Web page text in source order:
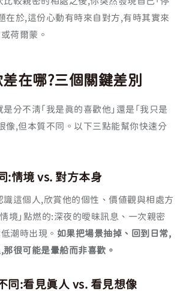
在於,這份心動有時來自對方,有時其實來
荷爾蒙。
在哪?三個關鍵差別
分不清「我是真的喜歡他」還是「我只是
像,但本質不同。以下三點能幫你快速分
:情境 vs. 對方本身
識這個人,欣賞他的個性、價值觀與相處方
境」點燃的:深夜的曖昧訊息、一次親密
潮時出現。 如果把場景抽掉、回到日常,
很可能是暈船而非喜歡。
同:看見真人 vs. 看見想像